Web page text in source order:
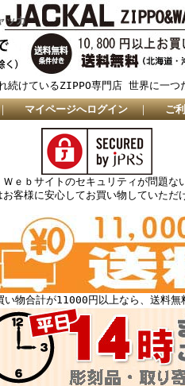
ッカ
続けているZIPPO専門店 世界に一つ
マイページへログイン ｜ ご
Ｗｅｂサイトのセキュリティが問題な
お客様に安心してお買い物していただ
い物合計が11000円以上なら、送料無